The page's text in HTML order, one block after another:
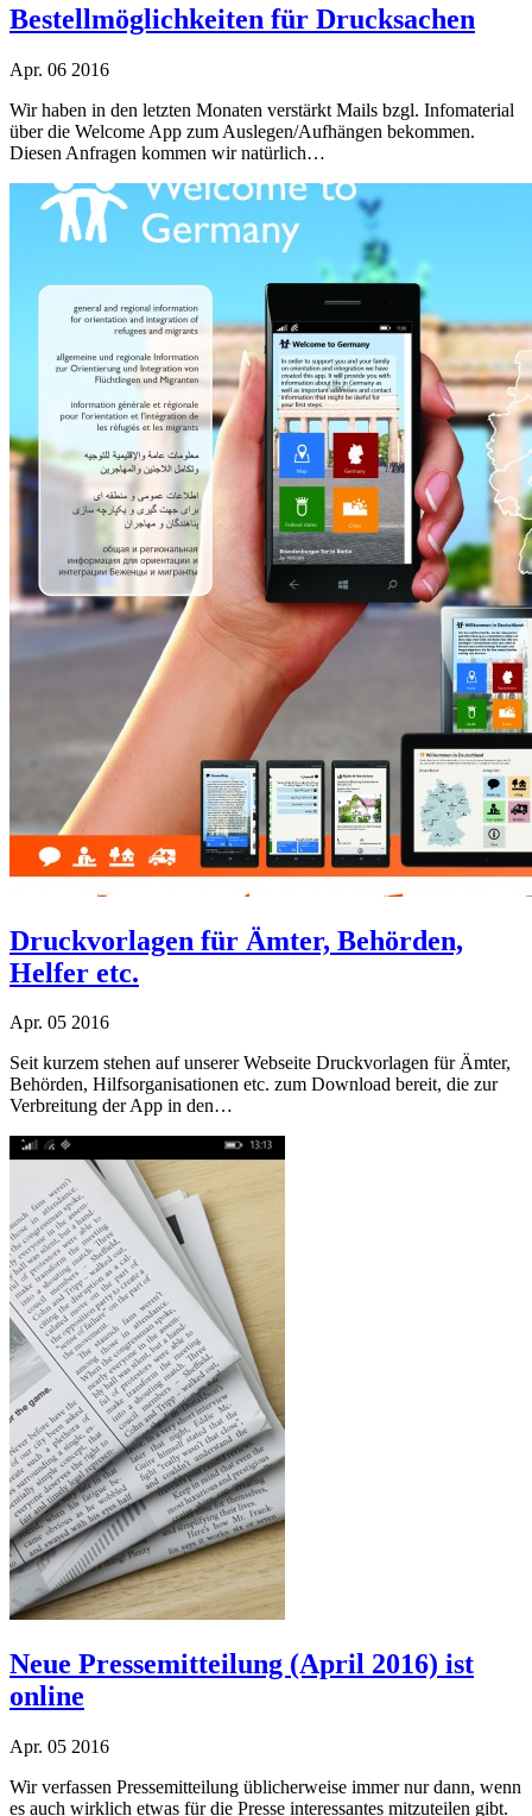
Bestellmöglichkeiten für Drucksachen
Apr. 06 2016
Wir haben in den letzten Monaten verstärkt Mails bzgl. Infomaterial
über die Welcome App zum Auslegen/Aufhängen bekommen.
Diesen Anfragen kommen wir natürlich…
Druckvorlagen für Ämter, Behörden,
Helfer etc.
Apr. 05 2016
Seit kurzem stehen auf unserer Webseite Druckvorlagen für Ämter,
Behörden, Hilfsorganisationen etc. zum Download bereit, die zur
Verbreitung der App in den…
Neue Pressemitteilung (April 2016) ist
online
Apr. 05 2016
Wir verfassen Pressemitteilung üblicherweise immer nur dann, wenn
es auch wirklich etwas für die Presse interessantes mitzuteilen gibt.